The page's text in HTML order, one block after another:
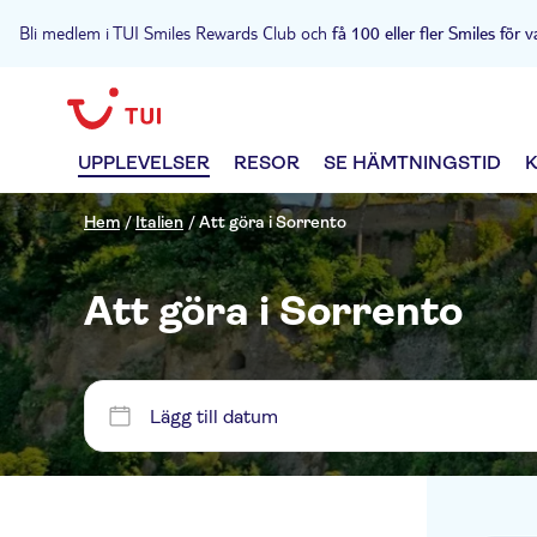
Bli medlem i TUI Smiles Rewards Club och få 100 eller fler Smiles för
UPPLEVELSER RESOR SE HÄMTNINGSTID
Hem /Italien /Att göra i Sorrento
Att göra i Sorrento
Lägg till datum